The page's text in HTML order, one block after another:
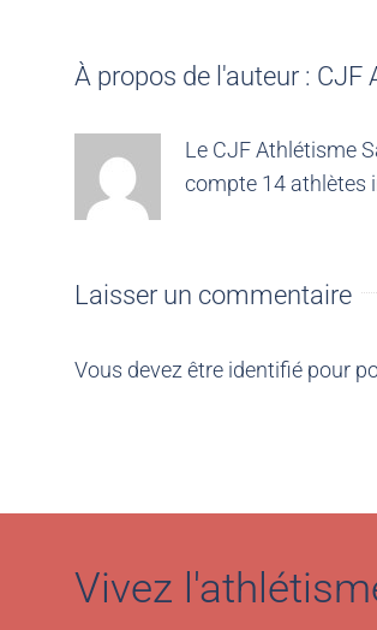
À propos de l'auteur : CJF
Le CJF Athlétisme
compte 14 athlètes
Laisser un commentaire
Vous devez être identifié pour
Vivez